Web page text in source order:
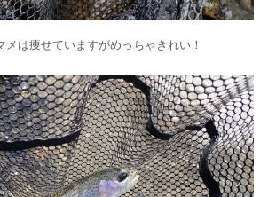
メは痩せていますがめっちゃきれい！